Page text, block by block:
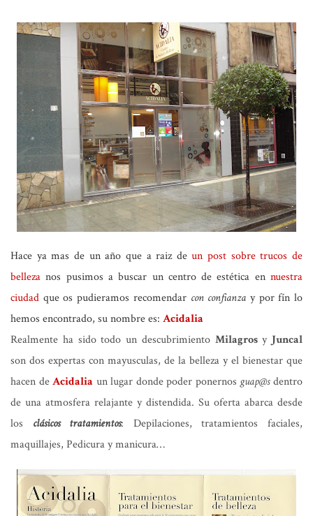
Hace ya mas de un año que a raiz deun post sobre trucos de
bellezanos pusimos a buscar un centro de estética ennuestra
ciudad que os pudieramos recomendar con confianza y por fín lo
hemos encontrado, su nombre es: Acidalia
Realmente ha sido todo un descubrimiento MilagrosyJuncal
son dos expertas con mayusculas, de la belleza y el bienestar que
hacen de Acidalia un lugar donde poder ponernosguap@sdentro
de una atmosfera relajante y distendida. Su oferta abarca desde
los clásicos tratamientos: Depilaciones, tratamientos faciales,
maquillajes, Pedicura y manicura…